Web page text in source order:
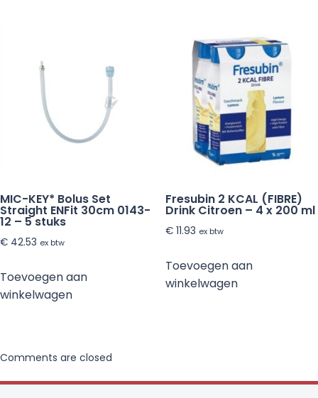
MIC-KEY* Bolus Set
Straight ENFit 30cm 0143-
12 – 5 stuks
€ 42.53 ex btw
Toevoegen aan
winkelwagen
Fresubin 2 KCAL (FIBRE)
Drink Citroen – 4 x 200 ml
€11.93 ex btw
Toevoegen aan
winkelwagen
Comments are closed